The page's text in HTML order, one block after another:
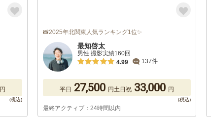
円
📸2025年北関東人気ランキング1位✨
最知啓太
男性 撮影実績160回
4.99
137件
平日 27,500 円土日祝 33,000 円
最終アクティブ：24時間以内